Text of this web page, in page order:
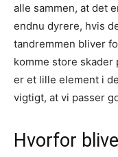
alle sammen, at det
endnu dyrere, hvis
tandremmen bliver
komme store skader
er et lille element i
vigtigt, at vi passer
Hvorfor